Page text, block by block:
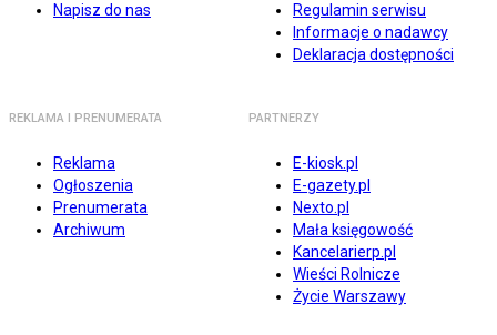
Napisz do nas
Regulamin serwisu
Informacje o nadawcy
Deklaracja dostępności
REKLAMA I PRENUMERATA
Reklama
Ogłoszenia
Prenumerata
Archiwum
PARTNERZY
E-kiosk.pl
E-gazety.pl
Nexto.pl
Mała księgowość
Kancelarierp.pl
Wieści Rolnicze
Życie Warszawy